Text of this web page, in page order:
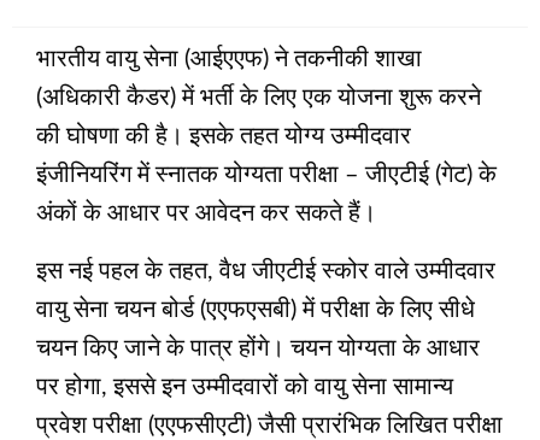
भारतीय वायु सेना (आईएएफ) ने तकनीकी शाखा
(अधिकारी कैडर) में भर्ती के लिए एक योजना शुरू करने
की घोषणा की है। इसके तहत योग्य उम्मीदवार
इंजीनियरिंग में स्नातक योग्यता परीक्षा – जीएटीई (गेट) के
अंकों के आधार पर आवेदन कर सकते हैं।
इस नई पहल के तहत, वैध जीएटीई स्कोर वाले उम्मीदवार
वायु सेना चयन बोर्ड (एएफएसबी) में परीक्षा के लिए सीधे
चयन किए जाने के पात्र होंगे। चयन योग्यता के आधार
पर होगा, इससे इन उम्मीदवारों को वायु सेना सामान्य
प्रवेश परीक्षा (एएफसीएटी) जैसी प्रारंभिक लिखित परीक्षा